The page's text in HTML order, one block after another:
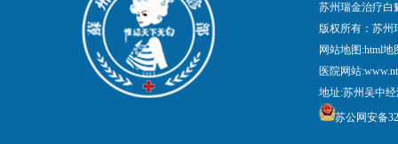
苏州瑞金治疗白
版权所有：苏
网站地图:html地
医院网站
地址:苏州吴中
苏公网安备